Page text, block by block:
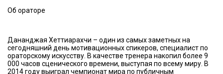
Об ораторе
Дананджая Хеттиарахчи – один из самых заметных на
сегодняшний день мотивационных спикеров, специалист по
ораторскому искусству. В качестве тренера накопил более 9
000 часов сценического времени, выступая по всему миру. В
2014 году выиграл чемпионат мира по публичным